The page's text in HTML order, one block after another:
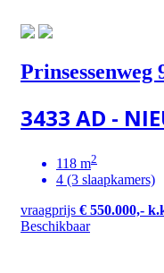
Prinsessenweg
3433 AD -
118 m2
4 (3 slaapkamers)
vraagprijs € 550.000,-
Beschikbaar